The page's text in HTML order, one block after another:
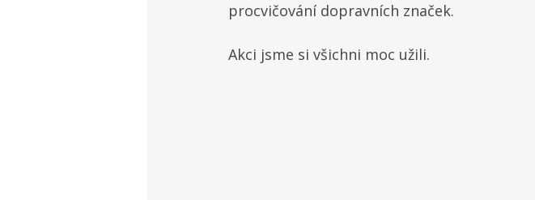
procvičování dopravních značek.
Akci jsme si všichni moc užili.